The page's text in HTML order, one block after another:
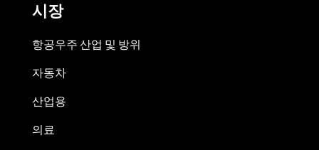
시장
항공우주 산업 및 방위
자동차
산업용
의료